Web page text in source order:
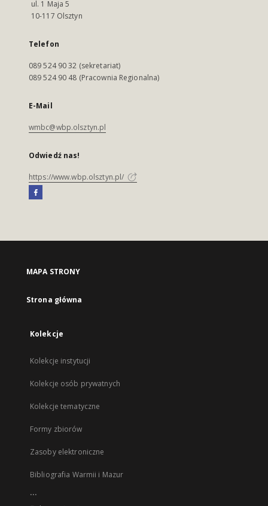
ul. 1 Maja 5
10-117 Olsztyn
Telefon
089 524 90 32 (sekretariat)
089 524 90 48 (Pracownia Regionalna)
E-Mail
wmbc@wbp.olsztyn.pl
Odwiedź nas!
https://www.wbp.olsztyn.pl/
MAPA STRONY
Strona główna
Kolekcje
Kolekcje instytucji
Kolekcje osób prywatnych
Kolekcje tematyczne
Formy zbiorów
Zasoby elektroniczne
Bibliografia Warmii i Mazur
...